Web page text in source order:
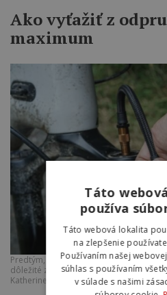
Ako vyťažiť z
maximum
Predtým, než sa pustíte do ladienia
dôležité zabezpečiť správne nastavenie
Katherine Moore / Bikeradar
Táto
používa
Táto webová lokalita
na zlepšenie
Používaním našej
súhlas s používaním
v súlade s našimi